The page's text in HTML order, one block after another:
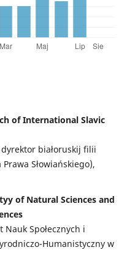
of International Slavic
białoruskij filii
Słowiańskiego),
of Natural Sciences and
Społecznych i
Humanistyczny w